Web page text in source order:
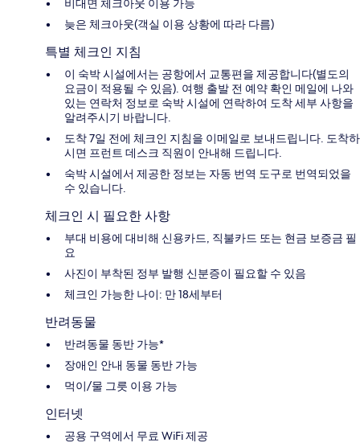
비대면 체크아웃 이용 가능
늦은 체크아웃(객실 이용 상황에 따라 다름)
특별 체크인 지침
이 숙박 시설에서는 공항에서 교통편을 제공합니다(별도의
요금이 적용될 수 있음). 여행 출발 전 예약 확인 메일에 나와
있는 연락처 정보로 숙박 시설에 연락하여 도착 세부 사항을
알려주시기 바랍니다.
도착 7일 전에 체크인 지침을 이메일로 보내드립니다. 도착하
시면 프런트 데스크 직원이 안내해 드립니다.
숙박 시설에서 제공한 정보는 자동 번역 도구로 번역되었을
수 있습니다.
체크인 시 필요한 사항
부대 비용에 대비해 신용카드, 직불카드 또는 현금 보증금 필
요
사진이 부착된 정부 발행 신분증이 필요할 수 있음
체크인 가능한 나이: 만 18세부터
반려동물
반려동물 동반 가능*
장애인 안내 동물 동반 가능
먹이/물 그릇 이용 가능
인터넷
공용 구역에서 무료 WiFi 제공